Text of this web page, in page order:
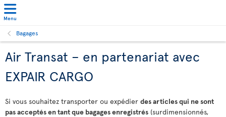
Menu
Bagages
Air Transat – en partenariat avec
EXPAIR CARGO
Si vous souhaitez transporter ou expédier des articles qui ne sont
pas acceptés en tant que bagages enregistrés (surdimensionnés,